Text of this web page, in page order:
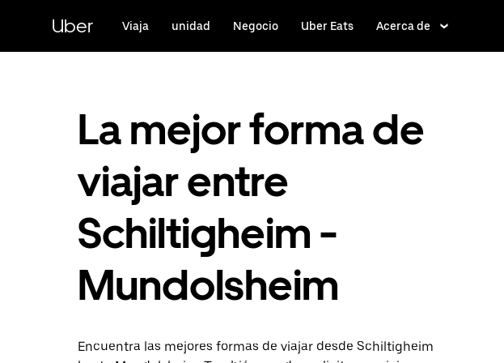
contenido
principal
Uber Viaja unidad Negocio Uber Eats Acerca de
La mejor forma de
viajar entre
Schiltigheim -
Mundolsheim
Encuentra las mejores formas de viajar desde Schiltigheim